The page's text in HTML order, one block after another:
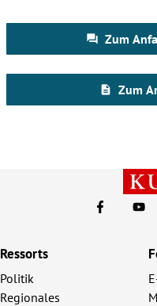
Ressorts
Politik
Regionales